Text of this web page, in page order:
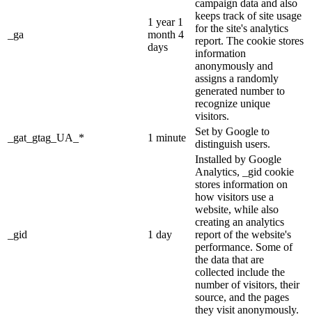
_ga
1 year 1
month 4
days
campaign data and also
keeps track of site usage
for the site's analytics
report. The cookie stores
information
anonymously and
assigns a randomly
generated number to
recognize unique
visitors.
_gat_gtag_UA_*
1 minute
Set by Google to
distinguish users.
_gid 1 day
Installed by Google
Analytics, _gid cookie
stores information on
how visitors use a
website, while also
creating an analytics
report of the website's
performance. Some of
the data that are
collected include the
number of visitors, their
source, and the pages
they visit anonymously.